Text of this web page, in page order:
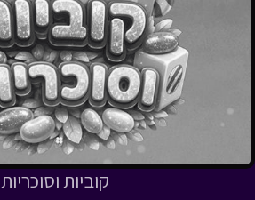
קוביות וסוכריות